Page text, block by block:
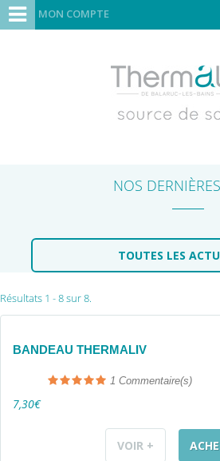
MON COMPTE
NOS
TOUTES LES
Résultats 1 - 8 sur 8.
BANDEAU THERMALIV
1 Commentaire(s)
7,30€
VOIR +